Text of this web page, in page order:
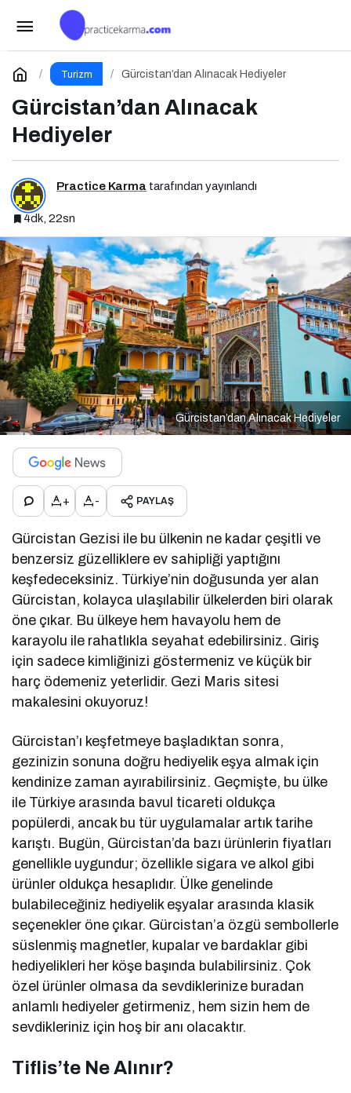
Turizm Gürcistan’dan Alınacak Hediyeler
Gürcistan’dan Alınacak
Hediyeler
Practice Karma tarafından yayınlandı
4dk, 22sn
Gürcistan’dan Alınacak Hediyeler
+ - PAYLAŞ
Gürcistan Gezisi ile bu ülkenin ne kadar çeşitli ve
benzersiz güzelliklere ev sahipliği yaptığını
keşfedeceksiniz. Türkiye’nin doğusunda yer alan
Gürcistan, kolayca ulaşılabilir ülkelerden biri olarak
öne çıkar. Bu ülkeye hem havayolu hem de
karayolu ile rahatlıkla seyahat edebilirsiniz. Giriş
için sadece kimliğinizi göstermeniz ve küçük bir
harç ödemeniz yeterlidir. Gezi Maris sitesi
makalesini okuyoruz!
Gürcistan’ı keşfetmeye başladıktan sonra,
gezinizin sonuna doğru hediyelik eşya almak için
kendinize zaman ayırabilirsiniz. Geçmişte, bu ülke
ile Türkiye arasında bavul ticareti oldukça
popülerdi, ancak bu tür uygulamalar artık tarihe
karıştı. Bugün, Gürcistan’da bazı ürünlerin fiyatları
genellikle uygundur; özellikle sigara ve alkol gibi
ürünler oldukça hesaplıdır. Ülke genelinde
bulabileceğiniz hediyelik eşyalar arasında klasik
seçenekler öne çıkar. Gürcistan’a özgü sembollerle
süslenmiş magnetler, kupalar ve bardaklar gibi
hediyelikleri her köşe başında bulabilirsiniz. Çok
özel ürünler olmasa da sevdiklerinize buradan
anlamlı hediyeler getirmeniz, hem sizin hem de
sevdikleriniz için hoş bir anı olacaktır.
Tiflis’te Ne Alınır?
Giessen’de Gezilecek Yerler
Yorum Yap